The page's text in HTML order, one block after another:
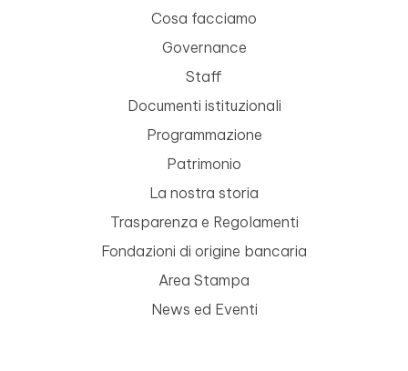
Cosa facciamo
Governance
Staff
Documenti istituzionali
Programmazione
Patrimonio
La nostra storia
Trasparenza e Regolamenti
Fondazioni di origine bancaria
Area Stampa
News ed Eventi